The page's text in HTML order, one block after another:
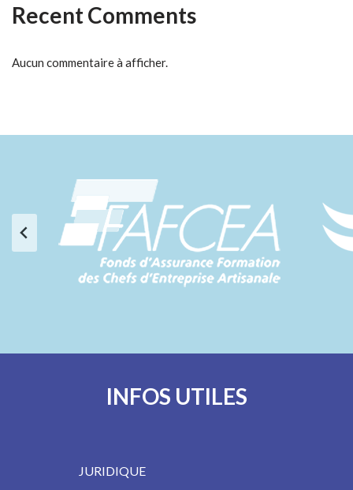
Recent Comments
Aucun commentaire à afficher.
INFOS UTILES
JURIDIQUE